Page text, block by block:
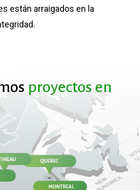
están arraigados en la
proyectos en